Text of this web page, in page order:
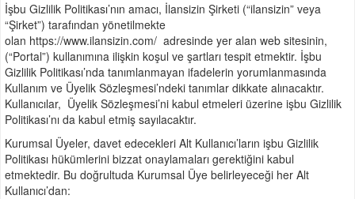
İşbu Gizlilik Politikası’nın amacı, İlansizin Şirketi (“ilansizin” veya
“Şirket”) tarafından yönetilmekte
olan https://www.ilansizin.com/ adresinde yer alan web sitesinin,
(“Portal”) kullanımına ilişkin koşul ve şartları tespit etmektir. İşbu
Gizlilik Politikası’nda tanımlanmayan ifadelerin yorumlanmasında
Kullanım ve Üyelik Sözleşmesi’ndeki tanımlar dikkate alınacaktır.
Kullanıcılar, Üyelik Sözleşmesi’ni kabul etmeleri üzerine işbu Gizlilik
Politikası’nı da kabul etmiş sayılacaktır.
Kurumsal Üyeler, davet edecekleri Alt Kullanıcı’ların işbu Gizlilik
Politikası hükümlerini bizzat onaylamaları gerektiğini kabul
etmektedir. Bu doğrultuda Kurumsal Üye belirleyeceği her Alt
Kullanıcı’dan: